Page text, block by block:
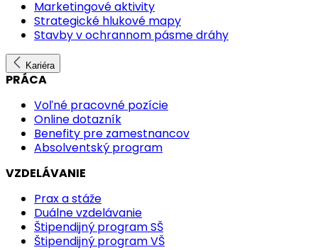
Marketingové aktivity
Strategické hlukové mapy
Stavby v ochrannom pásme dráhy
Kariéra
PRÁCA
Voľné pracovné pozície
Online dotazník
Benefity pre zamestnancov
Absolventský program
VZDELÁVANIE
Prax a stáže
Duálne vzdelávanie
Štipendijný program SŠ
Štipendijný program VŠ